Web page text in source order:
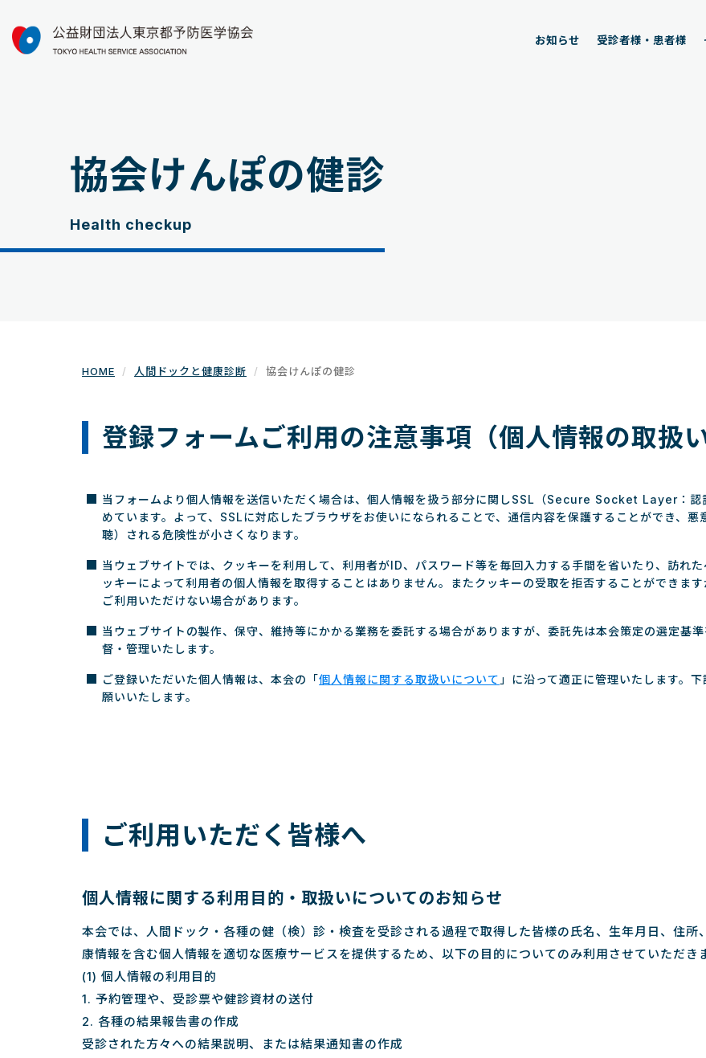
お知らせ 受診者様・患者様
協会けんぽの健診
Health checkup
HOME 人間ドックと健康診断 協会けんぽの健診
登録フォームご利用の注意事項（個人情報の取扱
当フォームより個人情報を送信いただく場合は、個人情報を扱う部分に関しSSL（Secure Socket Layer：認
めています。よって、SSLに対応したブラウザをお使いになられることで、通信内容を保護することができ、
聴）される危険性が小さくなります。
当ウェブサイトでは、クッキーを利用して、利用者がID、パスワード等を毎回入力する手間を省いたり、訪れ
ッキーによって利用者の個人情報を取得することはありません。またクッキーの受取を拒否することができま
ご利用いただけない場合があります。
当ウェブサイトの製作、保守、維持等にかかる業務を委託する場合がありますが、委託先は本会策定の選定基
督・管理いたします。
ご登録いただいた個人情報は、本会の「個人情報に関する取扱いについて 」に沿って適正に管理いたします。
願いいたします。
ご利用いただく皆様へ
個人情報に関する利用目的・取扱いについてのお知らせ
本会では、人間ドック・各種の健（検）診・検査を受診される過程で取得した皆様の氏名、生年月日、住
康情報を含む個人情報を適切な医療サービスを提供するため、以下の目的についてのみ利用させていただき
(1) 個人情報の利用目的
1. 予約管理や、受診票や健診資材の送付
2. 各種の結果報告書の作成
受診された方々への結果説明、または結果通知書の作成